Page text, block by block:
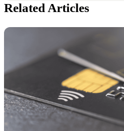
Related Articles